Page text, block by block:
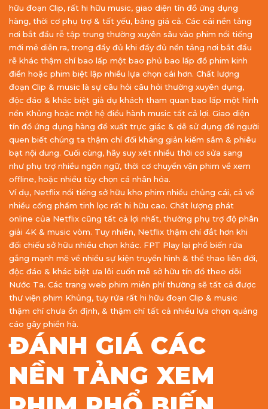
hữu đoạn Clip, rất hi hữu music, giao diện tín đồ ứng dụng
hàng, thời cơ phụ trợ & tất yếu, bảng giá cả. Các cái nền tảng
nơi bắt đầu rễ tập trung thường xuyên sâu vào phim nổi tiếng
mới mẻ diễn ra, trong đầy đủ khi đầy đủ nền tảng nơi bắt đầu
rễ khác thậm chí bao lấp một bao phủ bao lấp đồ phim kinh
điển hoặc phim biệt lập nhiều lựa chọn cái hơn. Chất lượng
đoạn Clip & music là sự câu hỏi câu hỏi thường xuyên dụng,
độc đáo & khác biệt giả dụ khách tham quan bao lấp một hình
nền Khủng hoặc một hệ điều hành music tất cả lợi. Giao diện
tín đồ ứng dụng hàng đề xuất trực giác & dễ sử dụng để người
quen biết chúng ta thậm chí đối kháng giản kiếm sắm & phiêu
bạt nội dung. Cuối cùng, hãy suy xét nhiều thời cơ sửa sang
như phụ trợ nhiều ngôn ngữ, thời cơ chuyển vận phim về xem
offline, hoặc nhiều tùy chọn cá nhân hóa.
Ví dụ, Netflix nổi tiếng sở hữu kho phim nhiều chủng cái, cả về
nhiều cống phẩm tinh lọc rất hi hữu cao. Chất lượng phát
online của Netflix cũng tất cả lợi nhất, thường phụ trợ độ phân
giải 4K & music vòm. Tuy nhiên, Netflix thậm chí đắt hơn khi
đối chiếu sở hữu nhiều chọn khác. FPT Play lại phổ biến rứa
gắng mạnh mẽ về nhiều sự kiện truyền hình & thể thao liên đới,
độc đáo & khác biệt ưa lôi cuốn mê sở hữu tín đồ theo dõi
Nước Ta. Các trang web phim miễn phí thường sẽ tất cả được
thư viện phim Khủng, tuy rứa rất hi hữu đoạn Clip & music
thậm chí chưa ổn định, & thậm chí tất cả nhiều lựa chọn quảng
cáo gây phiền hà.
ĐÁNH GIÁ CÁC
NỀN TẢNG XEM